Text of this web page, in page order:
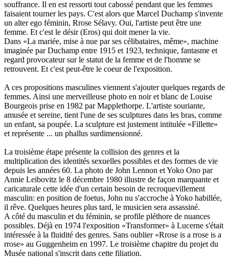
souffrance. Il en est ressorti tout cabossé pendant que les femmes
faisaient tourner les pays. C'est alors que Marcel Duchamp s'invente
un alter ego féminin, Rrose Sélavy. Oui, l'artiste peut être une
femme. Et c'est le désir (Eros) qui doit mener la vie.
Dans «La mariée, mise à nue par ses célibataires, même», machine
imaginée par Duchamp entre 1915 et 1923, technique, fantasme et
regard provocateur sur le statut de la femme et de l'homme se
retrouvent. Et c'est peut-être le coeur de l'exposition.
A ces propositions masculines viennent s'ajouter quelques regards de
femmes. Ainsi une merveilleuse photo en noir et blanc de Louise
Bourgeois prise en 1982 par Mapplethorpe. L'artiste souriante,
amusée et sereine, tient l'une de ses sculptures dans les bras, comme
un enfant, sa poupée. La sculpture est justement intitulée «Fillette»
et représente ... un phallus surdimensionné.
La troisième étape présente la collision des genres et la
multiplication des identités sexuelles possibles et des formes de vie
depuis les années 60. La photo de John Lennon et Yoko Ono par
Annie Leibovitz le 8 décembre 1980 illustre de façon marquante et
caricaturale cette idée d'un certain besoin de recroquevillement
masculin: en position de foetus, John nu s'accroche à Yoko habillée,
il rêve. Quelques heures plus tard, le musicien sera assassiné.
A côté du masculin et du féminin, se profile pléthore de nuances
possibles. Déjà en 1974 l'exposition «Transformer» à Lucerne s'était
intéressée à la fluidité des genres. Sans oublier «Rrose is a rrose is a
rrose» au Guggenheim en 1997. Le troisième chapitre du projet du
Musée national s'inscrit dans cette filiation.